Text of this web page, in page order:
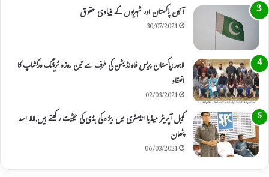
آئین پاکستان اور شہریوں کے بنیادی حقوق
30/07/2021
لاہور:پاکستان پریس فاونڈیشن کی طرف سے تین روزہ ٹریننگ ورکشاپ کا
انعقاد
02/03/2021
کیبل آپریٹر میڈیا انڈسٹری میں ریڑہ کی ہڈی کی حیثیت رکھتے ہیں,لالا اسد
پٹھان
06/03/2021